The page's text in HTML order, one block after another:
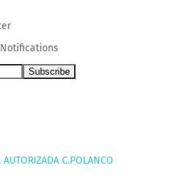
AUTORIZADA C.POLANCO